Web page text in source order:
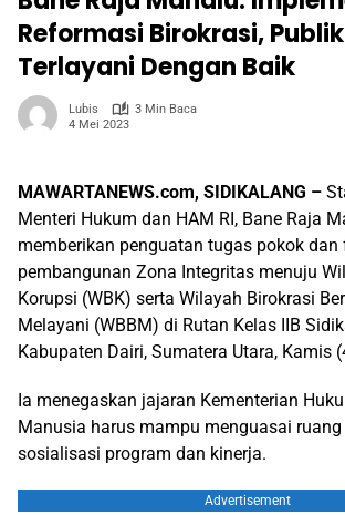
Reformasi Birokrasi,
Terlayani Dengan Baik
Lubis
3 Min Baca
4 Mei 2023
MAWARTANEWS.com, SIDIKALANG –
Menteri Hukum dan HAM RI, Bane Raja
memberikan penguatan tugas pokok dan
pembangunan Zona Integritas menuju
Korupsi (WBK) serta Wilayah Birokrasi
Melayani (WBBM) di Rutan Kelas IIB
Kabupaten Dairi, Sumatera Utara, Kamis
Ia menegaskan jajaran Kementerian
Manusia harus mampu menguasai
sosialisasi program dan kinerja.
Advertisement